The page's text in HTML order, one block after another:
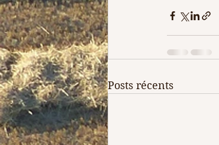
Posts récents